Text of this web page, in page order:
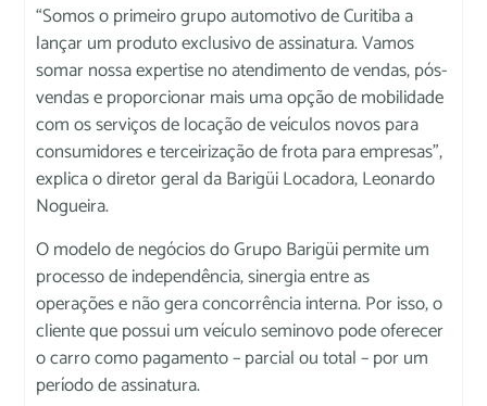
“Somos o primeiro grupo automotivo de Curitiba a
lançar um produto exclusivo de assinatura. Vamos
somar nossa expertise no atendimento de vendas, pós-
vendas e proporcionar mais uma opção de mobilidade
com os serviços de locação de veículos novos para
consumidores e terceirização de frota para empresas”,
explica o diretor geral da Barigüi Locadora, Leonardo
Nogueira.
O modelo de negócios do Grupo Barigüi permite um
processo de independência, sinergia entre as
operações e não gera concorrência interna. Por isso, o
cliente que possui um veículo seminovo pode oferecer
o carro como pagamento – parcial ou total – por um
período de assinatura.